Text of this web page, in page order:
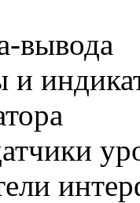
вывода
и